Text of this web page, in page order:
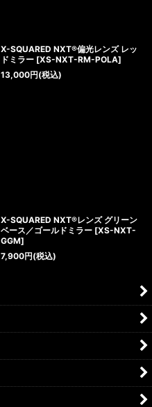
X-SQUARED NXT®偏光レンズ レッ
ドミラー [XS-NXT-RM-POLA]
13,000円(税込)
X-SQUARED NXT®レンズ グリーン
ベース／ゴールドミラー [XS-NXT-
GGM]
7,900円(税込)